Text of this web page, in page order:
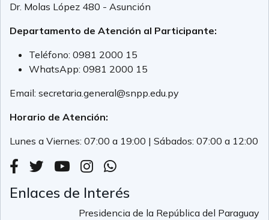
Dr. Molas López 480 - Asunción
Departamento de Atención al Participante:
Teléfono: 0981 2000 15
WhatsApp: 0981 2000 15
Email: secretaria.general@snpp.edu.py
Horario de Atención:
Lunes a Viernes: 07:00 a 19:00 | Sábados: 07:00 a 12:00
Enlaces de Interés
Presidencia de la República del Paraguay